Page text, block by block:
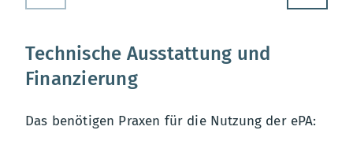
Technische Ausstattung und
Finanzierung
Das benötigen Praxen für die Nutzung der ePA: